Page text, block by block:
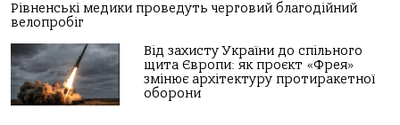
Рівненські медики проведуть черговий благодійний
велопробіг
Від захисту України до спільного
щита Європи: як проєкт «Фрея»
змінює архітектуру протиракетної
оборони